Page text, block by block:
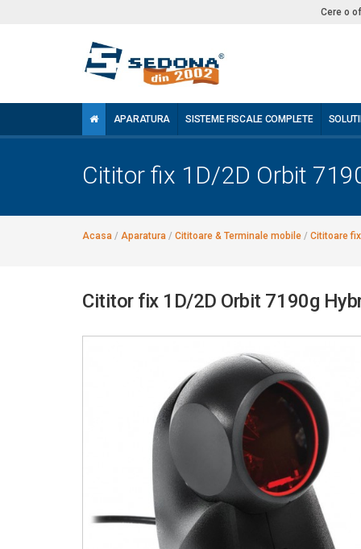
Cere o
APARATURA SISTEME FISCALE COMPLETE
Cititor fix 1D/2D Orbit
Acasa / Aparatura / Cititoare & Terminale mobile / Cititoare
Cititor fix 1D/2D Orbit 7190g